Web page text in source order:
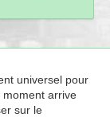
universel pour
moment arrive
sur le